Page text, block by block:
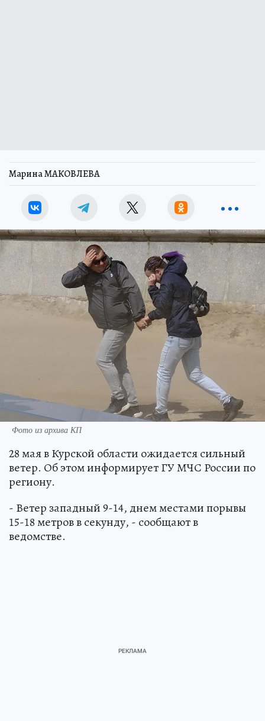
Марина МАКОВЛЕВА
Фото из архива КП
28 мая в Курской области ожидается сильный
ветер. Об этом информирует ГУ МЧС России по
региону.
- Ветер западный 9-14, днем местами порывы
15-18 метров в секунду, - сообщают в
ведомстве.